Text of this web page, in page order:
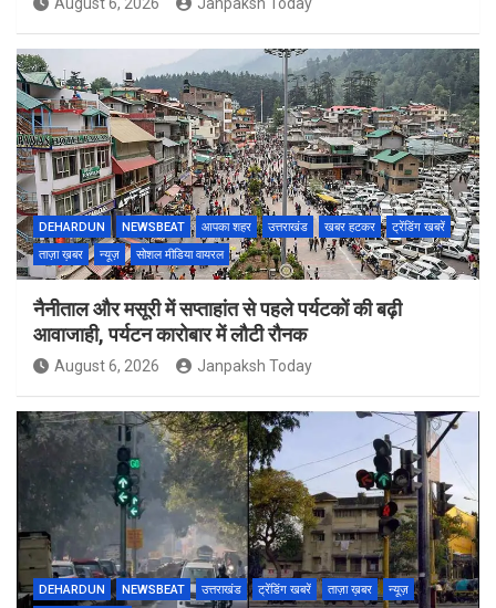
DEHARDUN NEWSBEAT आपका शहर उत्तराखंड खबर हटकर
ट्रेंडिंग खबरें
ताज़ा ख़बर
न्यूज़ सोशल मीडिया वायरल
नैनीताल और मसूरी में सप्ताहांत से पहले पर्यटकों की बढ़ी
आवाजाही, पर्यटन कारोबार में लौटी रौनक
August 6, 2026 Janpaksh Today
DEHARDUN NEWSBEAT उत्तराखंड ट्रेंडिंग खबरें ताज़ा ख़बर
न्यूज़